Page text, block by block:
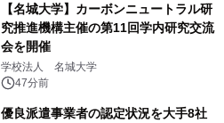
【名城大学】カーボンニュートラル研
究推進機構主催の第11回学内研究交流
会を開催
学校法人 名城大学
47分前
優良派遣事業者の認定状況を大手8社